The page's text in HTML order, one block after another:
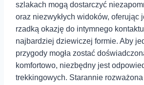
szlakach mogą dostarczyć
oraz niezwykłych widoków, oferując
⁤rzadką ⁤okazję do intymnego
najbardziej dziewiczej formie. Aby
przygody mogła zostać
komfortowo, niezbędny jest
trekkingowych. Starannie⁣